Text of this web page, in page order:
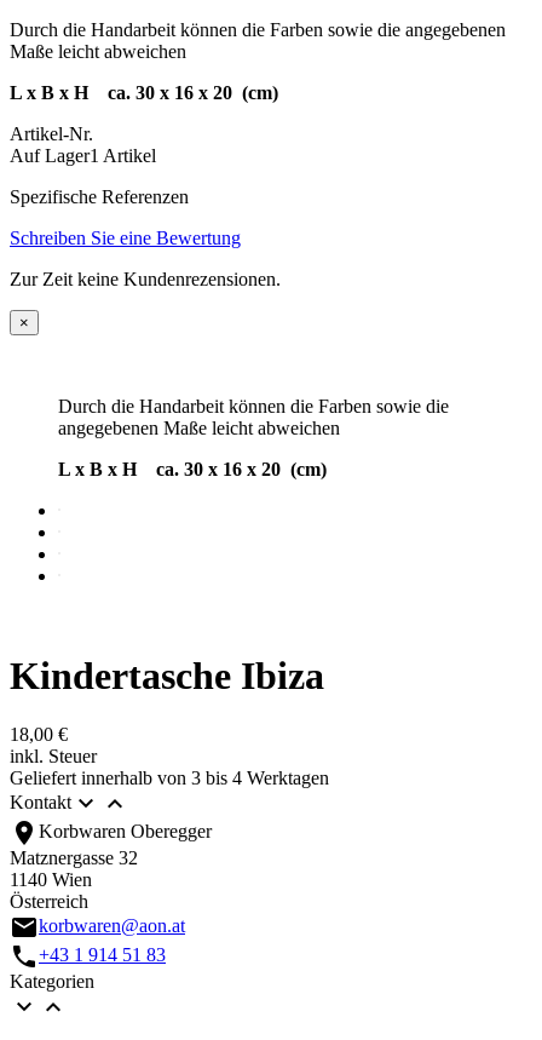
Durch die Handarbeit können die Farben sowie die angegebenen
Maße leicht abweichen
L x B x H ca. 30 x 16 x 20 (cm)
Artikel-Nr.
Auf Lager1 Artikel
Spezifische Referenzen
Schreiben Sie eine Bewertung
Zur Zeit keine Kundenrezensionen.
×
Durch die Handarbeit können die Farben sowie die
angegebenen Maße leicht abweichen
L x B x H ca. 30 x 16 x 20 (cm)
Kindertasche Ibiza
18,00 €
inkl. Steuer
Geliefert innerhalb von 3 bis 4 Werktagen
Kontakt 
location_on Korbwaren Oberegger
Matznergasse 32
1140 Wien
Österreich
emailkorbwaren@aon.at
call+43 1 914 51 83
Kategorien
 